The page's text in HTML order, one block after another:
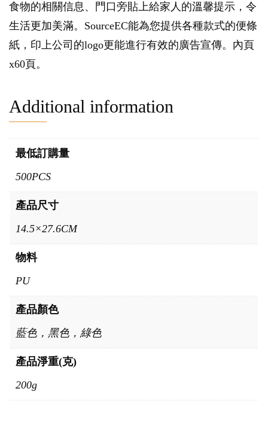
食物的相關信息、門口旁貼上給家人的溫馨提示，令
生活更加美滿。SourceEC能為您提供各種款式的便條
紙，印上公司的logo更能進行有效的廣告宣傳。內頁
x60頁。
Additional information
最低訂購量
500PCS
產品尺寸
14.5×27.6CM
物料
PU
產品顏色
藍色，黑色，綠色
產品淨重(克)
200g